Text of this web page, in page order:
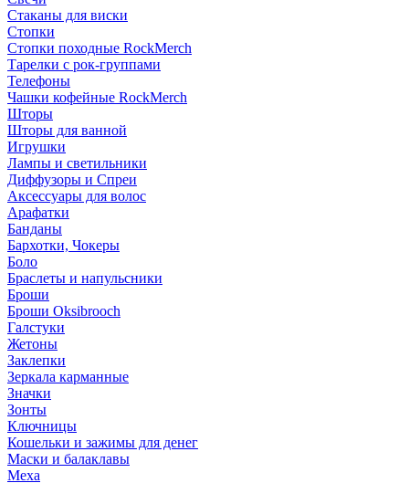
Стаканы для виски
Стопки
Стопки походные RockMerch
Тарелки с рок-группами
Телефоны
Чашки кофейные RockMerch
Шторы
Шторы для ванной
Игрушки
Лампы и светильники
Диффузоры и Спреи
Аксессуары для волос
Арафатки
Банданы
Бархотки, Чокеры
Боло
Браслеты и напульсники
Броши
Броши Oksibrooch
Галстуки
Жетоны
Заклепки
Зеркала карманные
Значки
Зонты
Ключницы
Кошельки и зажимы для денег
Маски и балаклавы
Меха